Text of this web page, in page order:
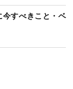
すべきこと・ベ